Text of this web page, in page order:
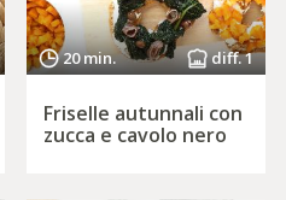
20 min. diff. 1
Friselle autunnali con
zucca e cavolo nero